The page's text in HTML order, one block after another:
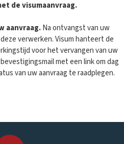
de visumaanvraag.
aanvraag.Na ontvangst van uw
verwerken. Visum hanteert de
voor het vervangen van uw
met een link om dag
van uw aanvraag te raadplegen.